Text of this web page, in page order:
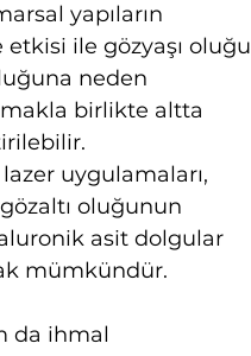
yapıların
etkisi ile gözyaşı oluğu
neden
birlikte altta
uygulamaları,
oluğunun
asit dolgular
mümkündür.
da ihmal